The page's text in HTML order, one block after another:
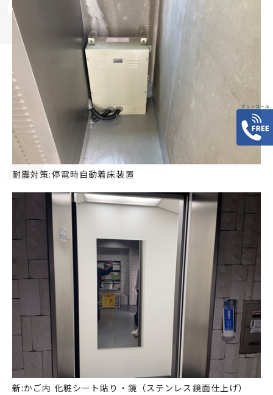
耐震対策:停電時自動着床装置
新:かご内 化粧シート貼り・鏡（ステンレス鏡面仕上げ）